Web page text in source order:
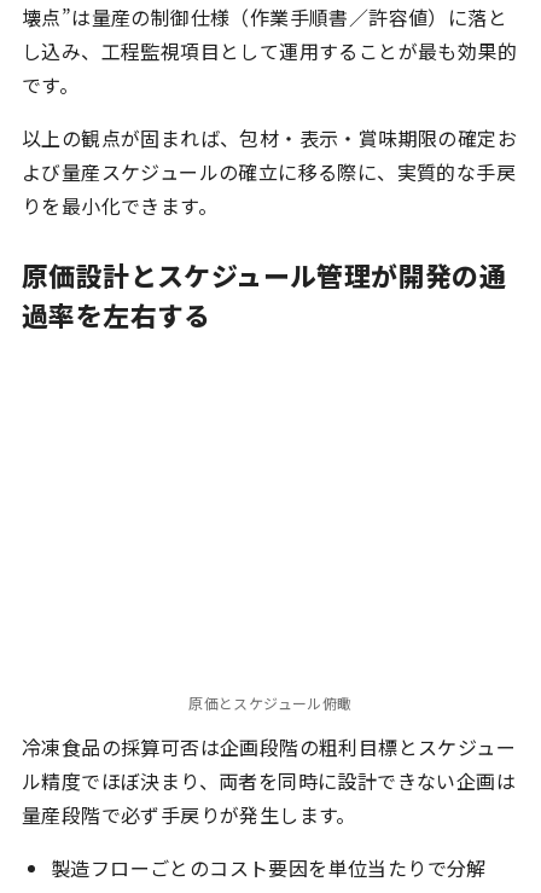
壊点”は量産の制御仕様（作業手順書／許容値）に落と
し込み、工程監視項目として運用することが最も効果的
です。
以上の観点が固まれば、包材・表示・賞味期限の確定お
よび量産スケジュールの確立に移る際に、実質的な手戻
りを最小化できます。
原価設計とスケジュール管理が開発の通
過率を左右する
原価とスケジュール俯瞰
冷凍食品の採算可否は企画段階の粗利目標とスケジュー
ル精度でほぼ決まり、両者を同時に設計できない企画は
量産段階で必ず手戻りが発生します。
製造フローごとのコスト要因を単位当たりで分解